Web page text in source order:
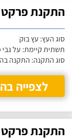
התקנת
סוג העץ: עץ בוק
תשתית קיימת: על
סוג התקנה: התקנה
לצפייה
התקנת